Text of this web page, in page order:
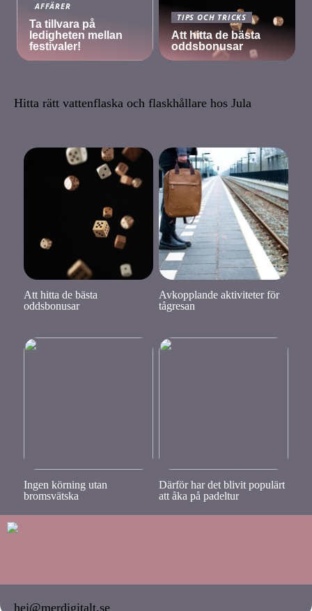
AFFÄRER
Ta tillvara på
ledigheten mellan
festivaler!
TIPS OCH TRICKS
Att hitta de bästa
oddsbonusar
Hitta rätt vattenflaska och flaskhållare hos Jula
Att hitta de bästa
oddsbonusar
Avkopplande aktiviteter för
tågresan
Ingen körning utan
bromsvätska
Därför har det blivit populärt
att åka på padeltur
hej@merdigitalt.se